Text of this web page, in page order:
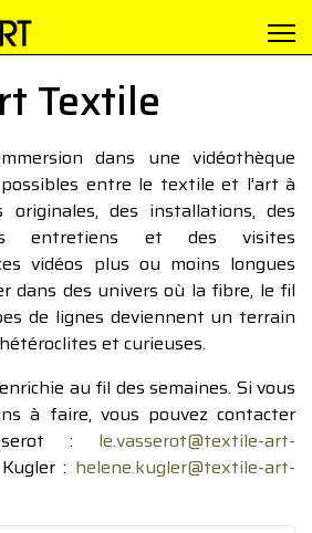
Textile
dans une vidéothèque
entre le textile et l’art à
des installations, des
entretiens et des visites
vidéos plus ou moins longues
dans des univers où la fibre, le fil
de lignes deviennent un terrain
et curieuses.
au fil des semaines. Si vous
à faire, vous pouvez contacter
: le.vasserot@textile-art-
: helene.kugler@textile-art-